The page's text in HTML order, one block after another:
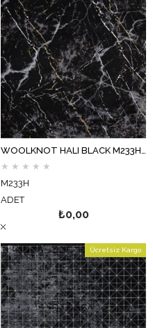
★ ★ ★ ★ ★
M233H
ADET
₺0,00
Ücretsiz Kargo